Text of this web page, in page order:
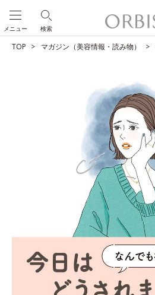
検索
メニュー
TOP マガジン（美容情報・読み物）